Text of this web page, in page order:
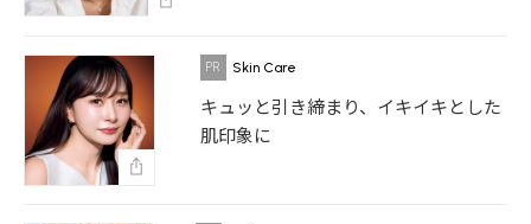
Skin Care
キュッと引き締まり、イキイキとした
肌印象に